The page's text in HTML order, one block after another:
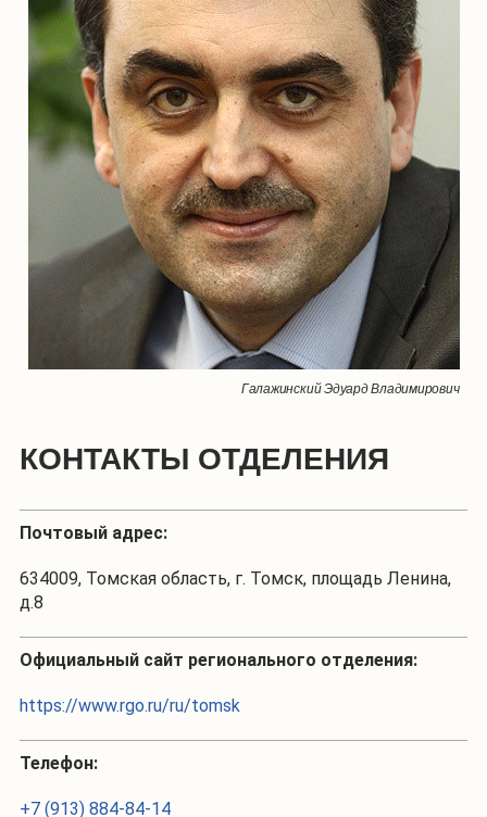
Галажинский Эдуард Владимирович
КОНТАКТЫ ОТДЕЛЕНИЯ
Почтовый адрес:
634009, Томская область, г. Томск, площадь Ленина,
д.8
Официальный сайт регионального отделения:
https://www.rgo.ru/ru/tomsk
Телефон:
+7 (913) 884-84-14